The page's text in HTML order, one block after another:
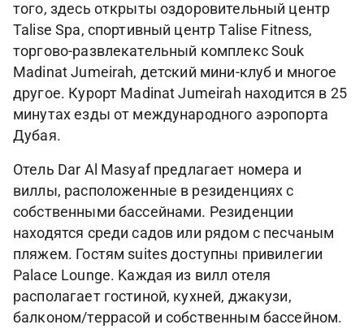
того, здесь открыты оздоровительный центр
Talise Spa, спортивный центр Talise Fitness,
торгово-развлекательный комплекс Souk
Madinat Jumeirah, детский мини-клуб и многое
другое. Курорт Madinat Jumeirah находится в 25
минутах езды от международного аэропорта
Дубая.
Отель Dar Al Masyaf предлагает номера и
виллы, расположенные в резиденциях с
собственными бассейнами. Резиденции
находятся среди садов или рядом с песчаным
пляжем. Гостям suites доступны привилегии
Palace Lounge. Kаждая из вилл отеля
располагает гостиной, кухней, джакузи,
балконом/террасой и собственным бассейном.